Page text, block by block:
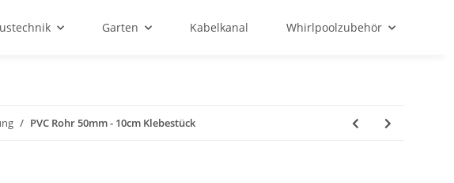
Garten Kabelkanal Whirlpoolzubehör
PVC Rohr 50mm - 10cm Klebestück